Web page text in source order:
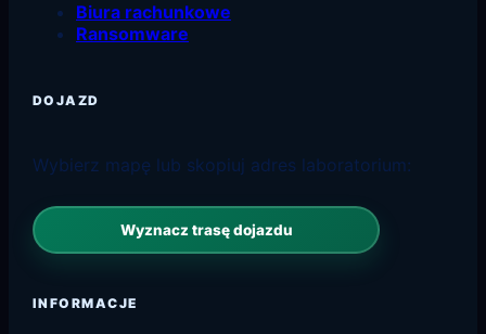
Biura rachunkowe
Ransomware
DOJAZD
Wybierz mapę lub skopiuj adres laboratorium:
Wyznacz trasę dojazdu
INFORMACJE